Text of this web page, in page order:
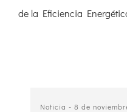
Noticia - 8 de